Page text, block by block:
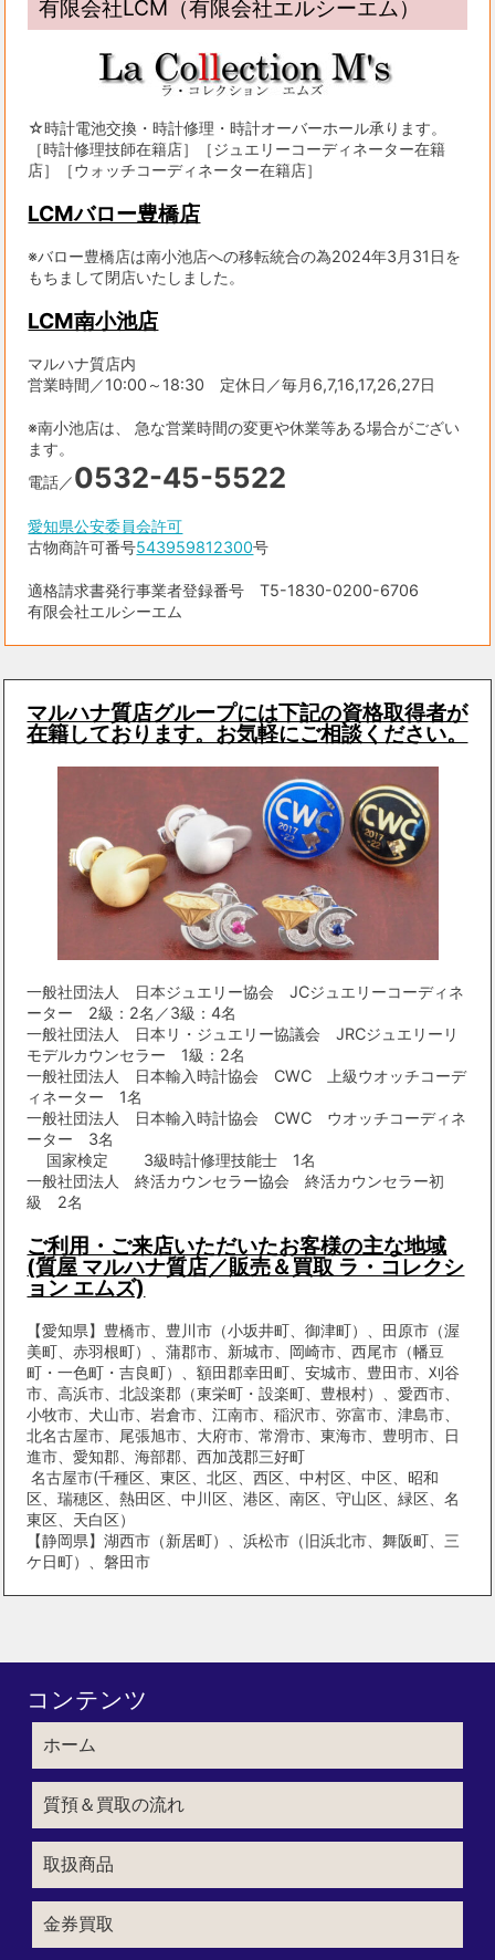
有限会社LCM（有限会社エルシーエム）
☆時計電池交換・時計修理・時計オーバーホール承ります。
［時計修理技師在籍店］［ジュエリーコーディネーター在籍
店］［ウォッチコーディネーター在籍店］
LCMバロー豊橋店
※バロー豊橋店は南小池店への移転統合の為2024年3月31日を
もちまして閉店いたしました。
LCM南小池店
マルハナ質店内
営業時間／10:00～18:30 定休日／毎月6,7,16,17,26,27日
※南小池店は、 急な営業時間の変更や休業等ある場合がござい
ます。
電話／0532-45-5522
愛知県公安委員会許可
古物商許可番号543959812300号
適格請求書発行事業者登録番号 T5-1830-0200-6706
有限会社エルシーエム
マルハナ質店グループには下記の資格取得者が
在籍しております。お気軽にご相談ください。
一般社団法人 日本ジュエリー協会 JCジュエリーコーディネ
ーター 2級：2名／3級：4名
一般社団法人 日本リ・ジュエリー協議会 JRCジュエリーリ
モデルカウンセラー 1級：2名
一般社団法人 日本輸入時計協会 CWC 上級ウオッチコーデ
ィネーター 1名
一般社団法人 日本輸入時計協会 CWC ウオッチコーディネ
ーター 3名
国家検定 3級時計修理技能士 1名
一般社団法人 終活カウンセラー協会 終活カウンセラー初
級 2名
ご利用・ご来店いただいたお客様の主な地域
(質屋 マルハナ質店／販売＆買取 ラ・コレクシ
ョン エムズ)
【愛知県】豊橋市、豊川市（小坂井町、御津町）、田原市（渥
美町、赤羽根町）、蒲郡市、新城市、岡崎市、西尾市（幡豆
町・一色町・吉良町）、額田郡幸田町、安城市、豊田市、刈谷
市、高浜市、北設楽郡（東栄町・設楽町、豊根村）、愛西市、
小牧市、犬山市、岩倉市、江南市、稲沢市、弥富市、津島市、
北名古屋市、尾張旭市、大府市、常滑市、東海市、豊明市、日
進市、愛知郡、海部郡、西加茂郡三好町
名古屋市(千種区、東区、北区、西区、中村区、中区、昭和
区、瑞穂区、熱田区、中川区、港区、南区、守山区、緑区、名
東区、天白区）
【静岡県】湖西市（新居町）、浜松市（旧浜北市、舞阪町、三
ケ日町）、磐田市
コンテンツ
ホーム
質預＆買取の流れ
取扱商品
金券買取